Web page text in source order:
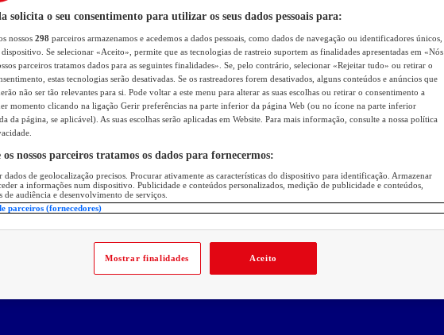
solicita o seu consentimento para utilizar os seus dados pessoais para:
nossos 298 parceiros armazenamos e acedemos a dados pessoais, como dados de navegação ou identificadores únicos,
dispositivo. Se selecionar «Aceito», permite que as tecnologias de rastreio suportem as finalidades apresentadas em «Nós
parceiros tratamos dados para as seguintes finalidades». Se, pelo contrário, selecionar «Rejeitar tudo» ou retirar o
estas tecnologias serão desativadas. Se os rastreadores forem desativados, alguns conteúdos e anúncios que
não ser tão relevantes para si. Pode voltar a este menu para alterar as suas escolhas ou retirar o consentimento a
momento clicando na ligação Gerir preferências na parte inferior da página Web (ou no ícone na parte inferior
da página, se aplicável). As suas escolhas serão aplicadas em Website. Para mais informação, consulte a nossa política
os nossos parceiros tratamos os dados para fornecermos:
dados de geolocalização precisos. Procurar ativamente as características do dispositivo para identificação. Armazenar
a informações num dispositivo. Publicidade e conteúdos personalizados, medição de publicidade e conteúdos,
de audiência e desenvolvimento de serviços.
parceiros (fornecedores)
Mostrar finalidades Aceito